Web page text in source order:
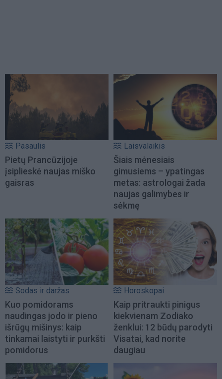
Pasaulis
Pietų Prancūzijoje
įsiplieskė naujas miško
gaisras
Laisvalaikis
Šiais mėnesiais
gimusiems – ypatingas
metas: astrologai žada
naujas galimybes ir
sėkmę
Sodas ir daržas
Kuo pomidorams
naudingas jodo ir pieno
išrūgų mišinys: kaip
tinkamai laistyti ir purkšti
pomidorus
Horoskopai
Kaip pritraukti pinigus
kiekvienam Zodiako
ženklui: 12 būdų parodyti
Visatai, kad norite
daugiau